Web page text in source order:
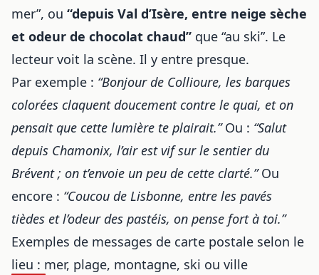
mer”, ou “depuis Val d’Isère, entre neige sèche
et odeur de chocolat chaud” que “au ski”. Le
lecteur voit la scène. Il y entre presque.
Par exemple : “Bonjour de Collioure, les barques
colorées claquent doucement contre le quai, et on
pensait que cette lumière te plairait.”Ou : “Salut
depuis Chamonix, l’air est vif sur le sentier du
Brévent ; on t’envoie un peu de cette clarté.”Ou
encore : “Coucou de Lisbonne, entre les pavés
tièdes et l’odeur des pastéis, on pense fort à toi.”
Exemples de messages de carte postale selon le
lieu : mer, plage, montagne, ski ou ville